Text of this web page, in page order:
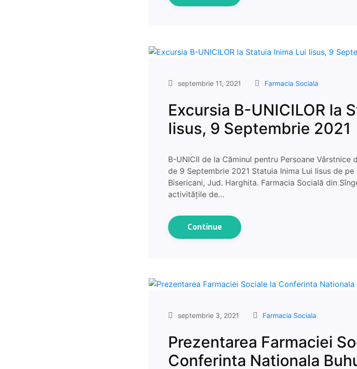
septembrie 11, 2021 Farmacia Sociala
Excursia B-UNICILOR la
Iisus, 9 Septembrie 2021
B-UNICII de la Căminul pentru Persoane
de 9 Septembrie 2021 Statuia Inima Lui Iisus de
Bisericani, Jud. Harghita. Farmacia Socială din
activitățile de…
Continue
septembrie 3, 2021 Farmacia Sociala
Prezentarea Farmaciei
Conferinta Nationala